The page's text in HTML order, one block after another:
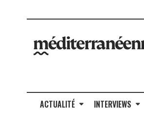
ACTUALITÉ INTERVIEWS